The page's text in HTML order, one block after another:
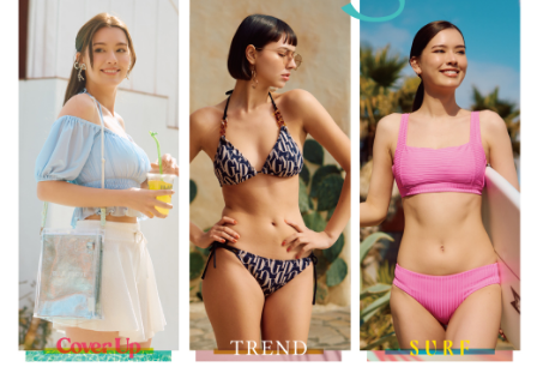
スケートTOP
CONTENTS
ブランド一覧
特集一覧
スタッフスナップ
SUPPORT
ご利用ガイド
会員ランク
店頭受取サービス
ギフトラッピング
アフターサポート
下取り保証について
よくある質問